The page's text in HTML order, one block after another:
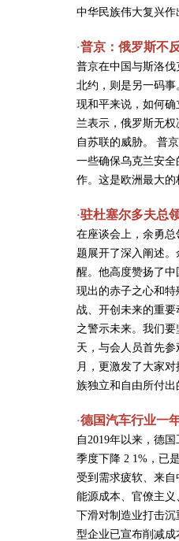
中华民族伟大复兴作
·普京：俄罗斯不
普京在中国与斯洛
北约，则是另一码
现和平来说，如何
兰表示，俄罗斯无
自苏联的威胁。 普
一些确保乌克兰安
作。这是欧洲最大的
·驻杜塞尔多夫总
在座谈会上，余勇
题展开了深入阐述
醒。他高度赞扬了
现出的赤子之心和
战、开创未来的重
之警示未来。我们
天，与会人员首先
月，更激发了大家
族独立和自由所付出
·德国汽车行业一
自2019年以来，德
季度下降 2 1%，已
受到需求疲软、来
能源成本、官僚主
下滑对制造业打击
型企业已宣布削减